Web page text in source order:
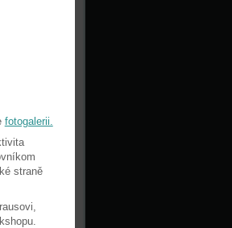
fotogalerii.
straně